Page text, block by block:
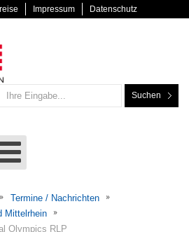
Impressum Datenschutz
Suchen
Termine / Nachrichten
Mittelrhein
Olympics RLP